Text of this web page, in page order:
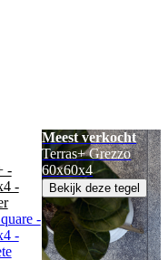
-
-
-
-
Meest verkocht
Terras+ Grezzo
60x60x4
Bekijk deze tegel